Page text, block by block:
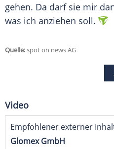
gehen. Da darf sie mir
was ich anziehen soll.
Quelle:spot on news AG
Video
Empfohlener externer
Glomex GmbH